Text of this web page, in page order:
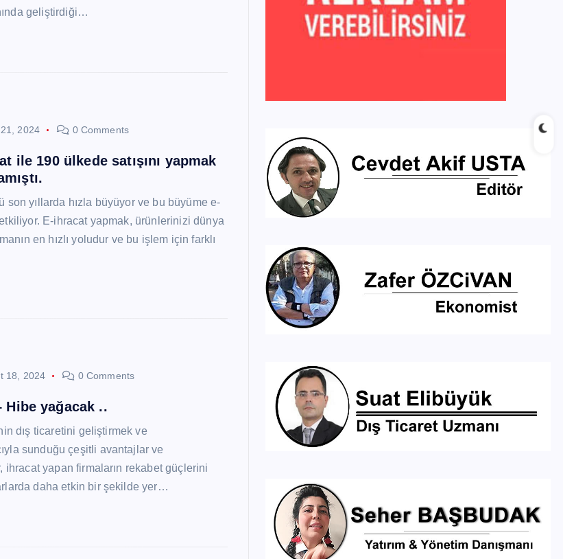
geliştirdiği…
2024 0 Comments
ile 190 ülkede satışını yapmak
son yıllarda hızla büyüyor ve bu büyüme e-
E-ihracat yapmak, ürünlerinizi dünya
en hızlı yoludur ve bu işlem için farklı
18, 2024 0 Comments
Hibe yağacak ..
dış ticaretini geliştirmek ve
sunduğu çeşitli avantajlar ve
ihracat yapan firmaların rekabet güçlerini
daha etkin bir şekilde yer…